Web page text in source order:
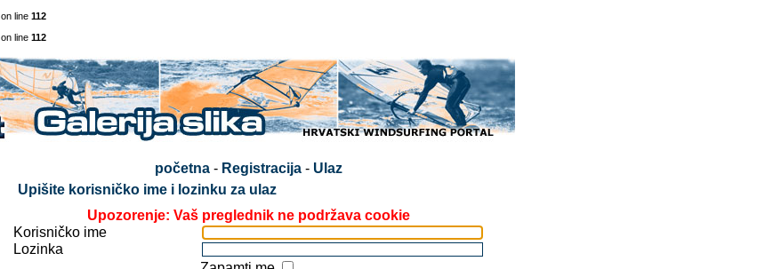
on line 112
on line 112
početna- Registracija- Ulaz
Upišite korisničko ime i lozinku za ulaz
Upozorenje: Vaš preglednik ne podržava cookie
Korisničko ime
Lozinka